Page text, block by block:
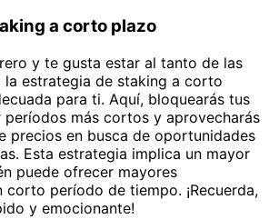
a corto plazo
y te gusta estar al tanto de las
la estrategia de staking a corto
para ti. Aquí, bloquearás tus
más cortos y aprovecharás
precios en busca de oportunidades
Esta estrategia implica un mayor
puede ofrecer mayores
corto período de tiempo. ¡Recuerda,
y emocionante!